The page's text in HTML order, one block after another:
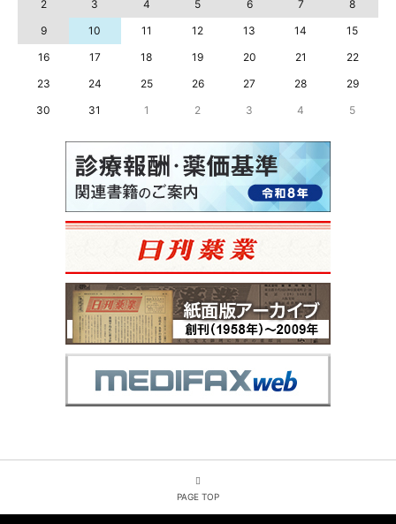
2
3 4 5 6 7
8
9
10 11 12 13 14
15
16
17 18 19 20 21
22
23
24 25 26 27 28
29
30
31 1 2 3 4 5
PAGE TOP